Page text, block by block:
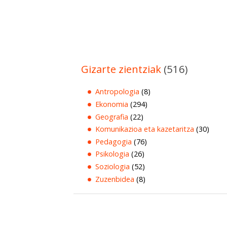
Gizarte zientziak (516)
Antropologia (8)
Ekonomia (294)
Geografia (22)
Komunikazioa eta kazetaritza (30)
Pedagogia (76)
Psikologia (26)
Soziologia (52)
Zuzenbidea (8)